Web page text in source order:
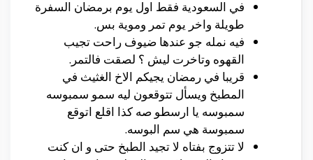
في السعودية فقط اول يوم برمضان السفرة
طويلة واخر يوم تمر وموية بس.
فيه نمله جو عندها ضيوف راحت تجيب
القهوه وتاخرت ليش ؟ لصقت فالتمر.
قريبا في رمضان يجيكم الاخ الغثيث في
المطبخ ويسأل تتوقعون ليه سمو سمبوسه
سمبوسه يا ارسطو صه كذا اقلع اتوقع
سمبوسة هي سم البوسه.
لا تتزوج بفتاه لا تجيد الطبخ حتى و ان كنت